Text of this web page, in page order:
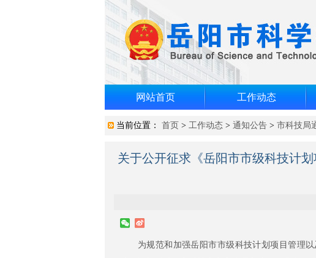
网站首页 工作动态
当前位置： 首页 > 工作动态 > 通知公告 > 市科技局
关于公开征求《岳阳市市级科技计
为规范和加强岳阳市市级科技计划项目管理以